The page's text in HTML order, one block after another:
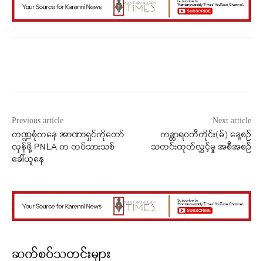
Previous article
ကဏ္ဍစုံကနေ အာဏာရှင်ကိုတော်
လှန်ဖို့ PNLA က တပ်သားသစ်
ခေါ်ယူနေ
Next article
ကန္တာရဝတီတိုင်း(မ်) နေ့စဉ်
သတင်းထုတ်လွှင့်မှု အစီအစဉ်
ဆက်စပ်သတင်းများ